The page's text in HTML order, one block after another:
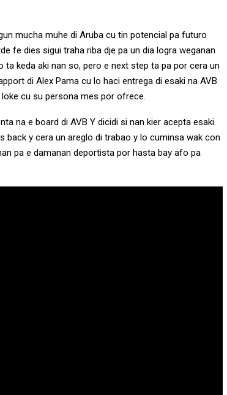
mucha muhe di Aruba cu tin potencial pa futuro
fe dies sigui traha riba dje pa un dia logra weganan
ta keda aki nan so, pero e next step ta pa por cera un
di Alex Pama cu lo haci entrega di esaki na AVB
cu su persona mes por ofrece.
na e board di AVB Y dicidi si nan kier acepta esaki.
back y cera un areglo di trabao y lo cuminsa wak con
pa e damanan deportista por hasta bay afo pa